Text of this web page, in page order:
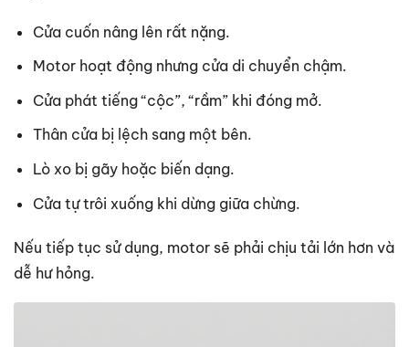
Cửa cuốn nâng lên rất nặng.
Motor hoạt động nhưng cửa di chuyển chậm.
Cửa phát tiếng “cộc”, “rầm” khi đóng mở.
Thân cửa bị lệch sang một bên.
Lò xo bị gãy hoặc biến dạng.
Cửa tự trôi xuống khi dừng giữa chừng.
Nếu tiếp tục sử dụng, motor sẽ phải chịu tải lớn hơn và
dễ hư hỏng.